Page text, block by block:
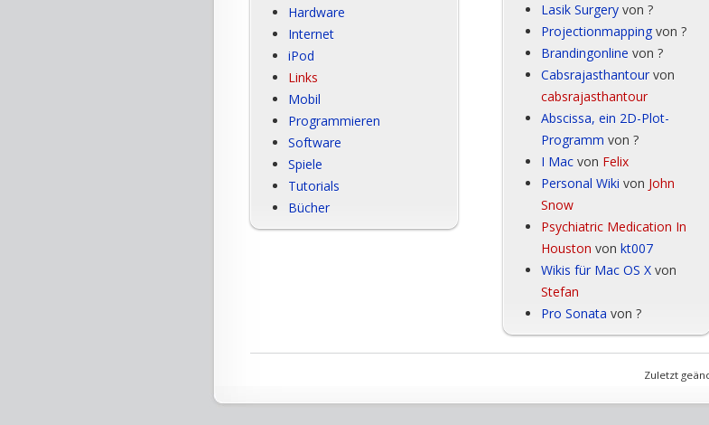
Hardware
Internet
iPod
Links
Mobil
Programmieren
Software
Spiele
Tutorials
Bücher
Lasik Surgery von ?
Projectionmappingvon ?
Brandingonline von ?
Cabsrajasthantourvon
cabsrajasthantour
Abscissa, ein 2D-Plot-
Programm von ?
I Mac von Felix
Personal Wiki von John
Snow
Psychiatric Medication In
Houston von kt007
Wikis für Mac OS X von
Stefan
Pro Sonata von ?
Zuletzt